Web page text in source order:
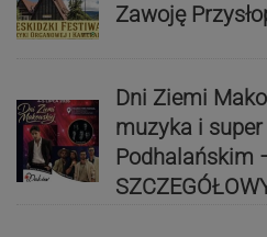
Zawoję
Dni Ziemi
muzyka i
Podhalańskim